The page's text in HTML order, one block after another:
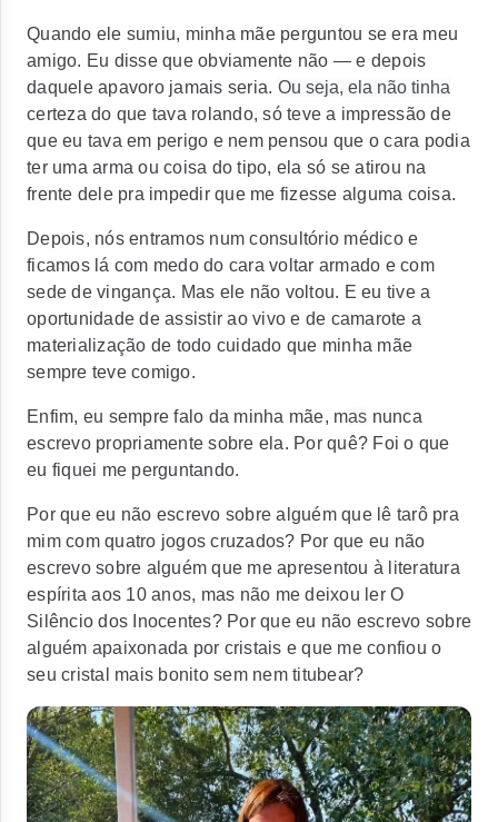
Quando ele sumiu, minha mãe perguntou se era meu
amigo. Eu disse que obviamente não — e depois
daquele apavoro jamais seria. Ou seja, ela não tinha
certeza do que tava rolando, só teve a impressão de
que eu tava em perigo e nem pensou que o cara podia
ter uma arma ou coisa do tipo, ela só se atirou na
frente dele pra impedir que me fizesse alguma coisa.
Depois, nós entramos num consultório médico e
ficamos lá com medo do cara voltar armado e com
sede de vingança. Mas ele não voltou. E eu tive a
oportunidade de assistir ao vivo e de camarote a
materialização de todo cuidado que minha mãe
sempre teve comigo.
Enfim, eu sempre falo da minha mãe, mas nunca
escrevo propriamente sobre ela. Por quê? Foi o que
eu fiquei me perguntando.
Por que eu não escrevo sobre alguém que lê tarô pra
mim com quatro jogos cruzados? Por que eu não
escrevo sobre alguém que me apresentou à literatura
espírita aos 10 anos, mas não me deixou ler O
Silêncio dos Inocentes? Por que eu não escrevo sobre
alguém apaixonada por cristais e que me confiou o
seu cristal mais bonito sem nem titubear?